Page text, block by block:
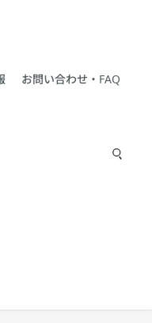
お問い合わせ・FAQ